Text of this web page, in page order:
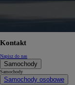
Kontakt
Napisz do nas
Samochody
Samochody
Samochody osobowe